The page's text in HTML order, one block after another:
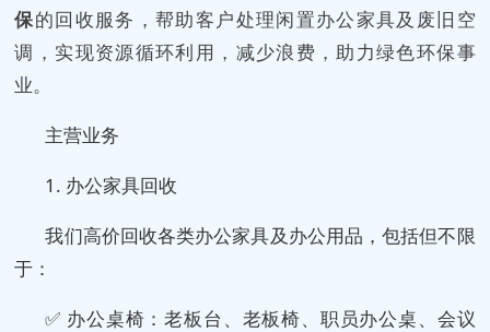
保的回收服务，帮助客户处理闲置办公家具及废旧空
调，实现资源循环利用，减少浪费，助力绿色环保事
业。
主营业务
1. 办公家具回收
我们高价回收各类办公家具及办公用品，包括但不限
于：
✅ 办公桌椅：老板台、老板椅、职员办公桌、会议